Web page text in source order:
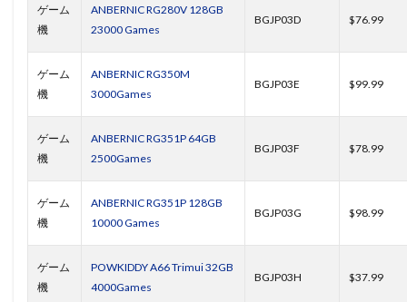
ゲーム
機
ANBERNIC RG280V 128GB
23000 Games
BGJP03D $76.99
ゲーム
機
ANBERNIC RG350M
3000Games
BGJP03E $99.99
ゲーム
機
ANBERNIC RG351P 64GB
2500Games
BGJP03F $78.99
ゲーム
機
ANBERNIC RG351P 128GB
10000 Games
BGJP03G $98.99
ゲーム
機
POWKIDDY A66 Trimui 32GB
4000Games
BGJP03H $37.99